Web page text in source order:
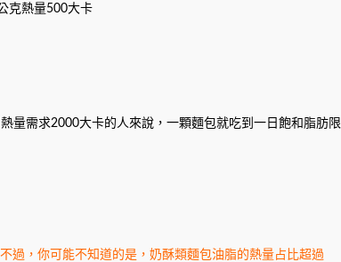
克熱量500大卡
量需求2000大卡的人來說，一顆麵包就吃到一日飽和脂肪限
不過，你可能不知道的是，奶酥類麵包油脂的熱量占比超過